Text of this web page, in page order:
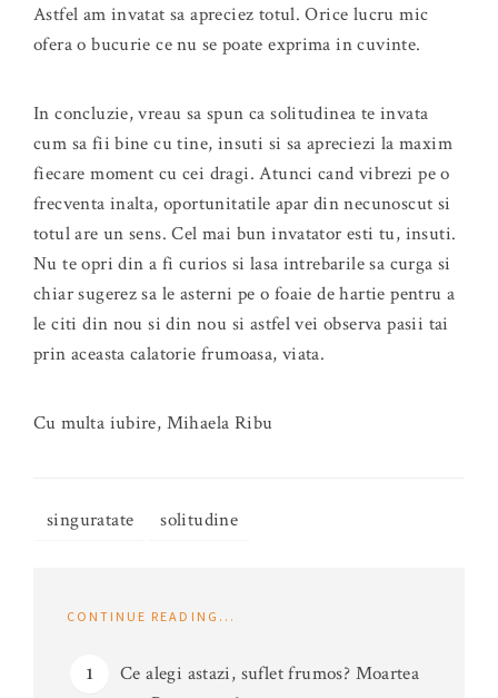
Astfel am invatat sa apreciez totul. Orice lucru mic
ofera o bucurie ce nu se poate exprima in cuvinte.
In concluzie, vreau sa spun ca solitudinea te invata
cum sa fii bine cu tine, insuti si sa apreciezi la maxim
fiecare moment cu cei dragi. Atunci cand vibrezi pe o
frecventa inalta, oportunitatile apar din necunoscut si
totul are un sens. Cel mai bun invatator esti tu, insuti.
Nu te opri din a fi curios si lasa intrebarile sa curga si
chiar sugerez sa le asterni pe o foaie de hartie pentru a
le citi din nou si din nou si astfel vei observa pasii tai
prin aceasta calatorie frumoasa, viata.
Cu multa iubire, Mihaela Ribu
singuratate solitudine
CONTINUE READING...
Ce alegi astazi, suflet frumos? Moartea